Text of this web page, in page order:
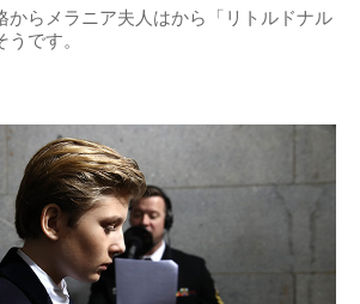
からメラニア夫人はから「リトルドナル
です。